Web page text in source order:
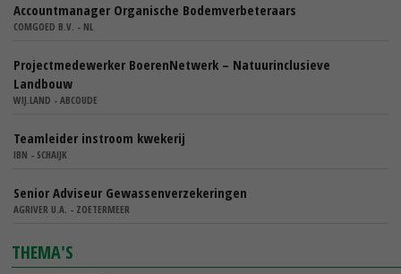
Accountmanager Organische Bodemverbeteraars
COMGOED B.V. - NL
Projectmedewerker BoerenNetwerk – Natuurinclusieve
Landbouw
WIJ.LAND - ABCOUDE
Teamleider instroom kwekerij
IBN - SCHAIJK
Senior Adviseur Gewassenverzekeringen
AGRIVER U.A. - ZOETERMEER
THEMA'S